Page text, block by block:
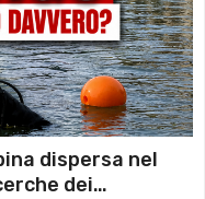
dispersa nel
dei